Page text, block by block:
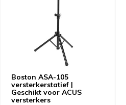
Boston ASA-105
versterkerstatief |
Geschikt voor ACUS
versterkers